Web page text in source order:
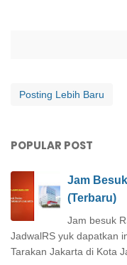
Posting Lebih Baru
POPULAR POST
Jam
(Terbaru)
Jam besuk
JadwalRS yuk dapatkan
Tarakan Jakarta di Kota